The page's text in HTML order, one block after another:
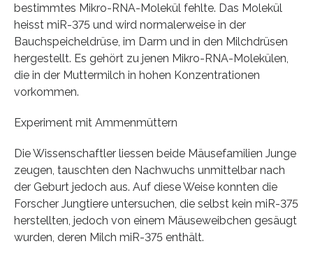
bestimmtes Mikro-RNA-Molekül fehlte. Das Molekül
heisst miR-375 und wird normalerweise in der
Bauchspeicheldrüse, im Darm und in den Milchdrüsen
hergestellt. Es gehört zu jenen Mikro-RNA-Molekülen,
die in der Muttermilch in hohen Konzentrationen
vorkommen.
Experiment mit Ammenmüttern
Die Wissenschaftler liessen beide Mäusefamilien Junge
zeugen, tauschten den Nachwuchs unmittelbar nach
der Geburt jedoch aus. Auf diese Weise konnten die
Forscher Jungtiere untersuchen, die selbst kein miR-375
herstellten, jedoch von einem Mäuseweibchen gesäugt
wurden, deren Milch miR-375 enthält.